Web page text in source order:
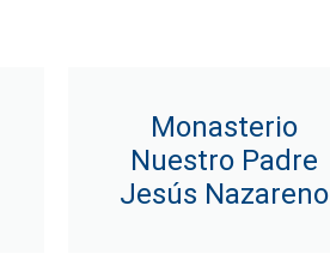
Monasterio
Nuestro Padre
Jesús Nazareno